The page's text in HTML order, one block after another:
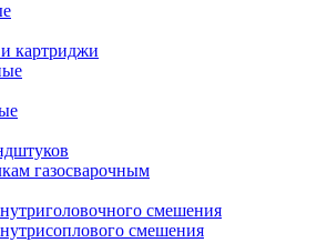
картриджи
газосварочным
смешения
смешения